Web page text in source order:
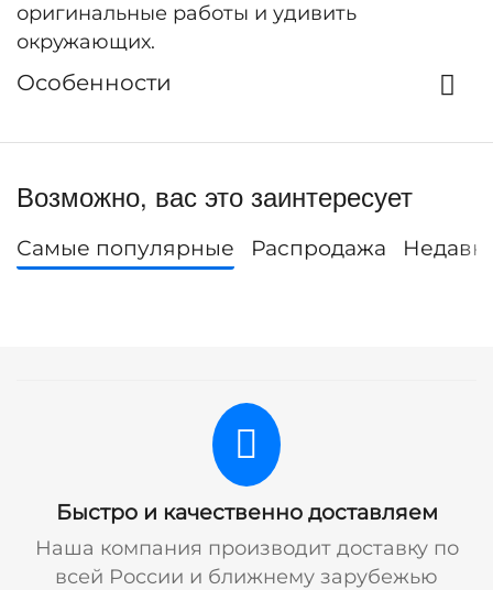
оригинальные работы и удивить
окружающих.
Особенности
Возможно, вас это заинтересует
Самые популярные Распродажа
Быстро и качественно доставляем
Наша компания производит доставку по
всей России и ближнему зарубежью